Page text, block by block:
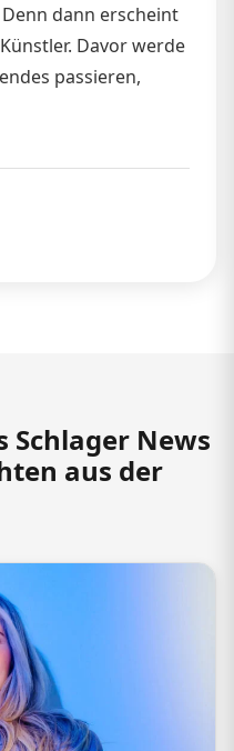
dann erscheint
Davor werde
passieren,
News
aus der